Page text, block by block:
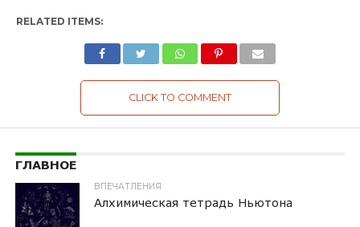
RELATED ITEMS:
CLICK TO COMMENT
ГЛАВНОЕ
ВПЕЧАТЛЕНИЯ
Алхимическая тетрадь Ньютона